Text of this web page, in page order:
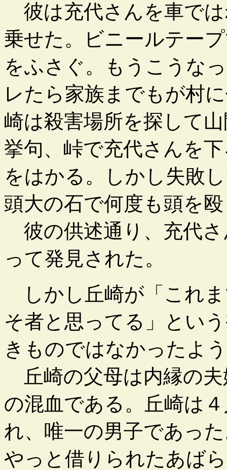
彼は充代さんを車で
乗せた。ビニールテー
をふさぐ。もうこうな
レたら家族までもが村
崎は殺害場所を探して
挙句、峠で充代さんを
をはかる。しかし失敗
頭大の石で何度も頭を
彼の供述通り、充代
って発見された。
しかし丘崎が「これ
そ者と思ってる」とい
きものではなかったよ
丘崎の父母は内縁の
の混血である。丘崎は
れ、唯一の男子であっ
やっと借りられたあば